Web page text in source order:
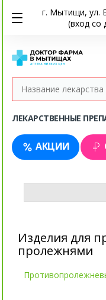
г. Мытищи, ул.
(вход со
ЛЕКАРСТВЕННЫЕ
АКЦИИ
Изделия для
пролежнями